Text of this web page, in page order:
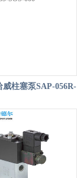
威柱塞泵SAP-056R-
L35-SOS-000